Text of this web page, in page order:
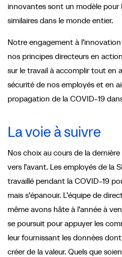
innovantes sont un modèle pour
similaires dans le monde entier.
Notre engagement à
nos principes directeurs en
sur le travail à accomplir tout en
sécurité de nos employés et en
propagation de la COVID-19
La voie à suivre
Nos choix au cours de la
vers l’avant. Les employés de la
travaillé pendant la COVID-19
mais s’épanouir. L’équipe de
même avons hâte à l’année à
se poursuit pour appuyer les
leur fournissant les données
créer de la valeur. Quels que